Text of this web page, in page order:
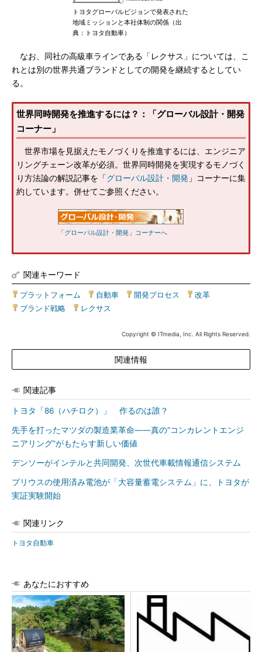
トヨタグローバルビジョンで発表された
地域ミッションと本社体制の関係（出
典：トヨタ自動車）
なお、同社の高級車ラインである「レクサス」については、こ
れとは別の世界共通ブランドとしての開発を継続するとしてい
る。
世界同時開発を推進するには？：「グローバル設計・開発
コーナー」
世界市場を見据えたモノづくりを推進するには、エンジニア
リングチェーン改革が必須。世界同時開発を実現するモノづく
り方法論の解説記事を「グローバル設計・開発 」コーナーに集
約しています。併せてご参照ください。
「グローバル設計・開発」コーナーへ
関連キーワード
プラットフォーム 自動車 開発プロセス 改革
ブランド戦略
レクサス
Copyright © ITmedia, Inc. All Rights Reserved.
関連情報
関連記事
トヨタ「86（ハチロク）」 作るのは誰？
先手を打ったマツダの製造業革命――真の“コンカレントエンジ
ニアリング”がもたらす新しい価値
デンソーがインテルと共同開発、次世代車載情報通信システム
プリウスの使用済み電池が「大容量蓄電システム」に、トヨタが
実証実験開始
関連リンク
トヨタ自動車
あなたにおすすめ